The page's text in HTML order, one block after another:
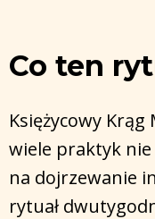
Co ten
Księżycowy Krąg
wiele praktyk
na dojrzewanie
rytuał